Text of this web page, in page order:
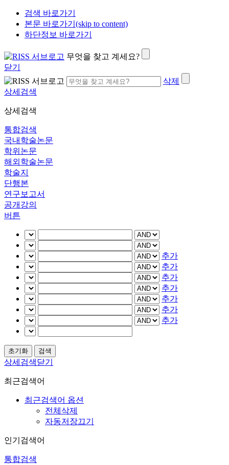
검색 바로가기
본문 바로가기(skip to content)
하단정보 바로가기
무엇을 찾고 계세요?
닫기
삭제
상세검색
상세검색
통합검색
국내학술논문
학위논문
해외학술논문
학술지
단행본
연구보고서
공개강의
버튼
추가
추가
추가
추가
추가
추가
추가
상세검색닫기
최근검색어
최근검색어 옵션
전체삭제
자동저장끄기
인기검색어
통합검색